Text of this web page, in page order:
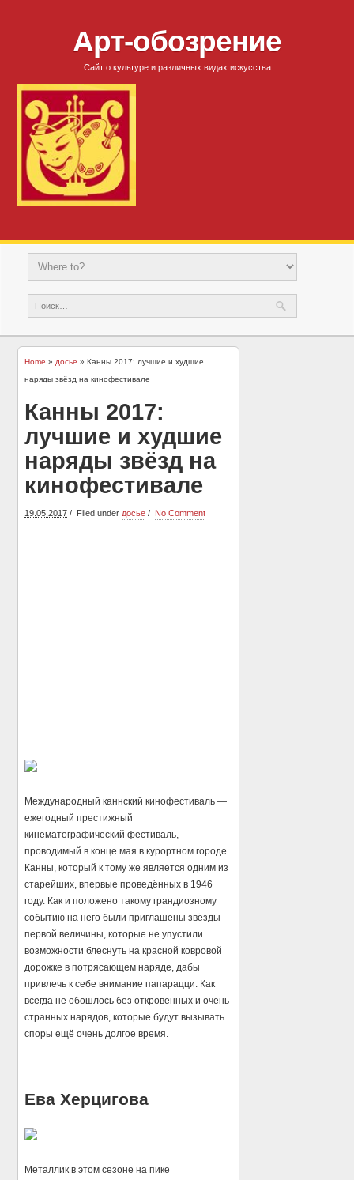
Арт-обозрение
Сайт о культуре и различных видах искусства
Home »досье » Канны 2017: лучшие и худшие
наряды звёзд на кинофестивале
Канны 2017:
лучшие и худшие
наряды звёзд на
кинофестивале
19.05.2017 Filed under досье No Comment
Международный каннский кинофестиваль —
ежегодный престижный
кинематографический фестиваль,
проводимый в конце мая в курортном городе
Канны, который к тому же является одним из
старейших, впервые проведённых в 1946
году. Как и положено такому грандиозному
событию на него были приглашены звёзды
первой величины, которые не упустили
возможности блеснуть на красной ковровой
дорожке в потрясающем наряде, дабы
привлечь к себе внимание папарацци. Как
всегда не обошлось без откровенных и очень
странных нарядов, которые будут вызывать
споры ещё очень долгое время.
Ева Херцигова
Металлик в этом сезоне на пике